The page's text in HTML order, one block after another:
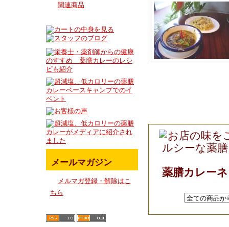
関連商品
メールマガジン
メルマガ登録・解除はこ
ちら
薬膳カレー